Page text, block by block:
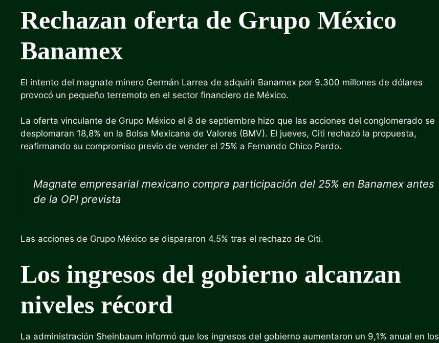
Rechazan oferta de Grupo México
Banamex
El intento del magnate minero Germán Larrea de adquirir Banamex por 9.300 millones de dólares
provocó un pequeño terremoto en el sector financiero de México.
La oferta vinculante de Grupo México el 8 de septiembre hizo que las acciones del conglomerado se
desplomaran 18,8% en la Bolsa Mexicana de Valores (BMV). El jueves, Citi rechazó la propuesta,
reafirmando su compromiso previo de vender el 25% a Fernando Chico Pardo.
Magnate empresarial mexicano compra participación del 25% en Banamex antes
de la OPI prevista
Las acciones de Grupo México se dispararon 4.5% tras el rechazo de Citi.
Los ingresos del gobierno alcanzan
niveles récord
La administración Sheinbaum informó que los ingresos del gobierno aumentaron un 9,1% anual en los